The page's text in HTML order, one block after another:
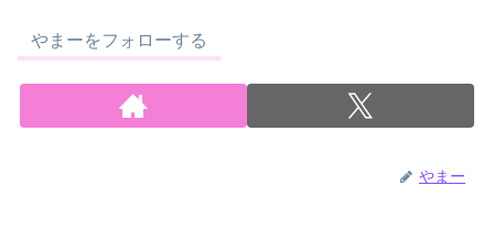
やまーをフォローする
やまー